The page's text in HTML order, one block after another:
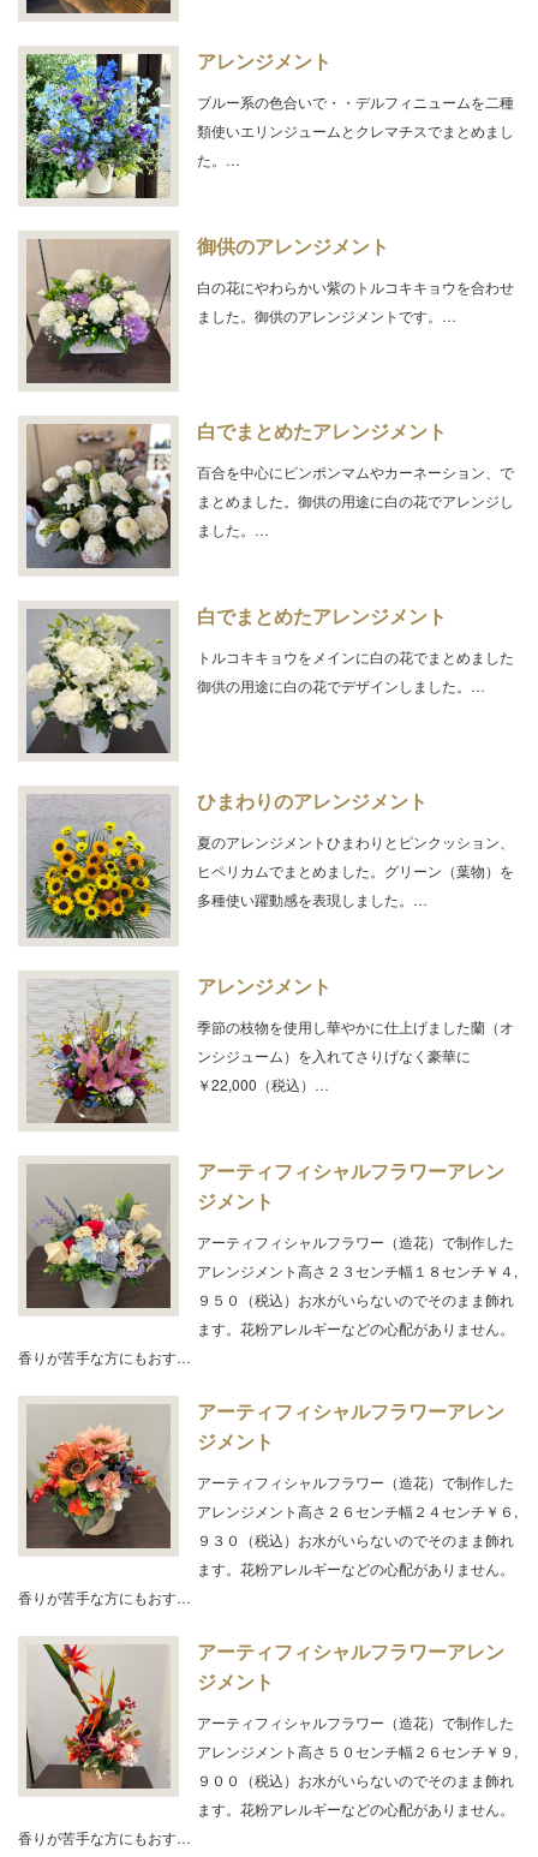
アレンジメント
ブルー系の色合いで・・デルフィニュームを二種
類使いエリンジュームとクレマチスでまとめまし
た。…
御供のアレンジメント
白の花にやわらかい紫のトルコキキョウを合わせ
ました。御供のアレンジメントです。…
白でまとめたアレンジメント
百合を中心にピンポンマムやカーネーション、で
まとめました。御供の用途に白の花でアレンジし
ました。…
白でまとめたアレンジメント
トルコキキョウをメインに白の花でまとめました
御供の用途に白の花でデザインしました。…
ひまわりのアレンジメント
夏のアレンジメントひまわりとピンクッション、
ヒペリカムでまとめました。グリーン（葉物）を
多種使い躍動感を表現しました。…
アレンジメント
季節の枝物を使用し華やかに仕上げました蘭（オ
ンシジューム）を入れてさりげなく豪華に
￥22,000（税込）…
アーティフィシャルフラワーアレン
ジメント
アーティフィシャルフラワー（造花）で制作した
アレンジメント高さ２３センチ幅１８センチ￥４,
９５０（税込）お水がいらないのでそのまま飾れ
ます。花粉アレルギーなどの心配がありません。
香りが苦手な方にもおす…
アーティフィシャルフラワーアレン
ジメント
アーティフィシャルフラワー（造花）で制作した
アレンジメント高さ２６センチ幅２４センチ￥６,
９３０（税込）お水がいらないのでそのまま飾れ
ます。花粉アレルギーなどの心配がありません。
香りが苦手な方にもおす…
アーティフィシャルフラワーアレン
ジメント
アーティフィシャルフラワー（造花）で制作した
アレンジメント高さ５０センチ幅２６センチ￥９,
９００（税込）お水がいらないのでそのまま飾れ
ます。花粉アレルギーなどの心配がありません。
香りが苦手な方にもおす…